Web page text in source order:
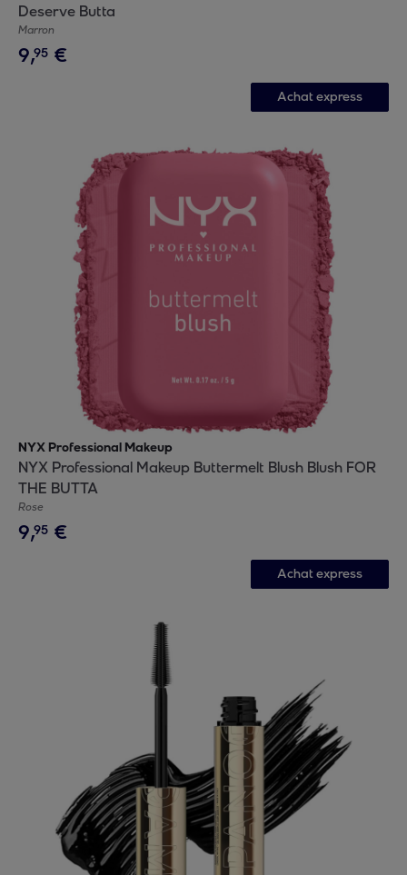
Deserve Butta
Marron
9,95 €
Achat express
NYX Professional Makeup
NYX Professional Makeup Buttermelt Blush Blush FOR
THE BUTTA
Rose
9,95 €
Achat express